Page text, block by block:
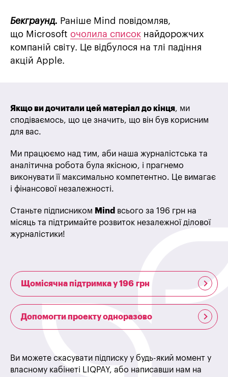
Бекграунд. Раніше Mind повідомляв,
що Microsoft очолила список найдорожчих
компаній світу. Це відбулося на тлі падіння
акцій Apple.
Якщо ви дочитали цей матеріал до кінця, ми
сподіваємось, що це значить, що він був корисним
для вас.
Ми працюємо над тим, аби наша журналістська та
аналітична робота була якісною, і прагнемо
виконувати її максимально компетентно. Це вимагає
і фінансової незалежності.
Станьте підписником Mind всього за 196 грн на
місяць та підтримайте розвиток незалежної ділової
журналістики!
Щомісячна підтримка у 196 грн
Допомогти проекту одноразово
Ви можете скасувати підписку у будь-який момент у
власному кабінеті LIQPAY, або написавши нам на